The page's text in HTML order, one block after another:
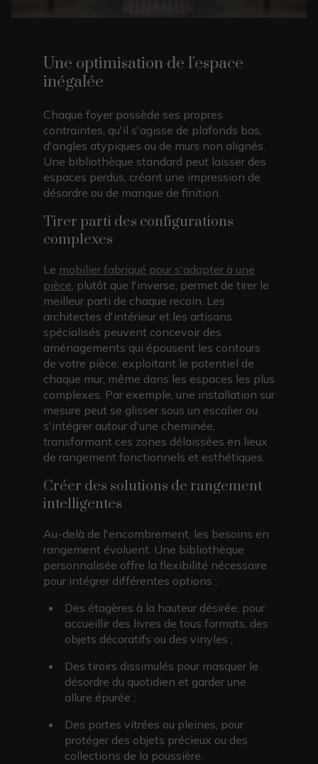
Une optimisation de l'espace
inégalée
Chaque foyer possède ses propres
contraintes, qu'il s'agisse de plafonds bas,
d'angles atypiques ou de murs non alignés.
Une bibliothèque standard peut laisser des
espaces perdus, créant une impression de
désordre ou de manque de finition.
Tirer parti des configurations
complexes
Le mobilier fabriqué pour s'adapter à une
pièce, plutôt que l'inverse, permet de tirer le
meilleur parti de chaque recoin. Les
architectes d'intérieur et les artisans
spécialisés peuvent concevoir des
aménagements qui épousent les contours
de votre pièce, exploitant le potentiel de
chaque mur, même dans les espaces les plus
complexes. Par exemple, une installation sur
mesure peut se glisser sous un escalier ou
s'intégrer autour d'une cheminée,
transformant ces zones délaissées en lieux
de rangement fonctionnels et esthétiques.
Créer des solutions de rangement
intelligentes
Au-delà de l'encombrement, les besoins en
rangement évoluent. Une bibliothèque
personnalisée offre la flexibilité nécessaire
pour intégrer différentes options :
Des étagères à la hauteur désirée, pour
accueillir des livres de tous formats, des
objets décoratifs ou des vinyles ;
Des tiroirs dissimulés pour masquer le
désordre du quotidien et garder une
allure épurée ;
Des portes vitrées ou pleines, pour
protéger des objets précieux ou des
collections de la poussière.